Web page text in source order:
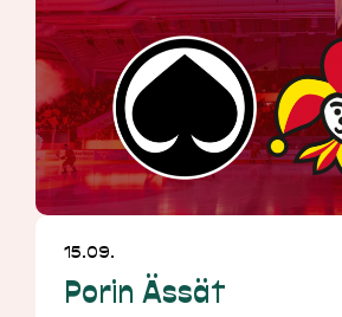
15.09.
Porin Ässät